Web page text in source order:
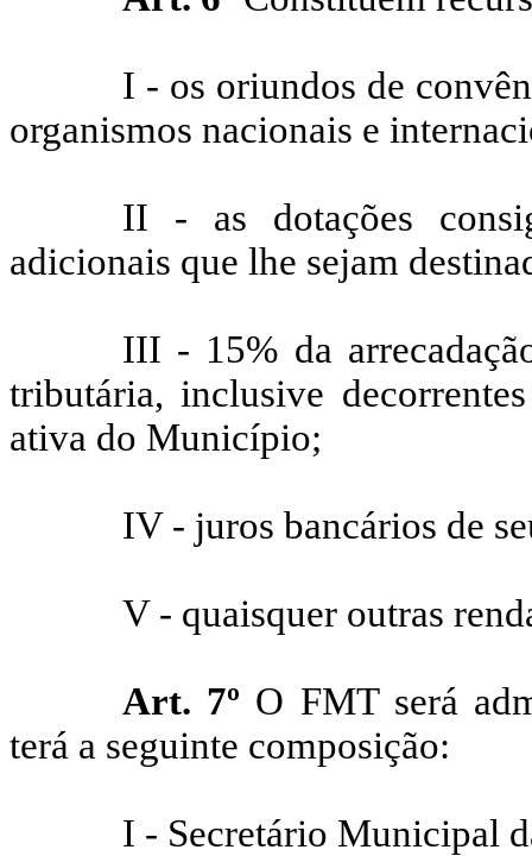
I - os oriundos de
organismos nacionais e
II - as dotações
adicionais que lhe sejam
III - 15% da
tributária, inclusive
ativa do Município;
IV - juros bancários de
V - quaisquer outras
Art. 7º O FMT será
terá a seguinte composição:
I - Secretário Municipal